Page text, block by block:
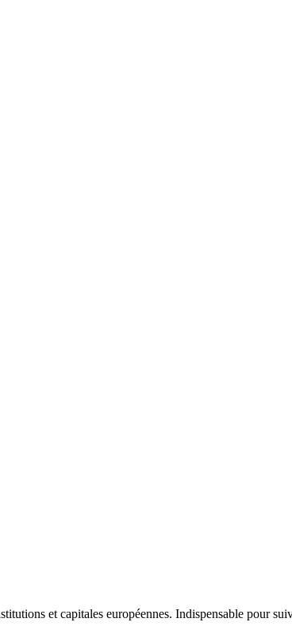
et capitales européennes. Indispensable pour